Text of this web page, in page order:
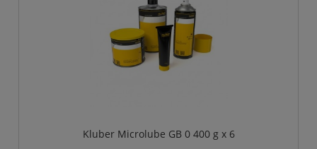
Kluber Microlube GB 0 400 g x 6